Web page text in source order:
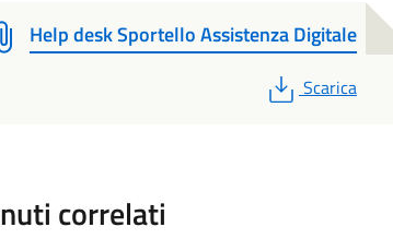
Help desk Sportello Assistenza Digitale
PDF
Scarica
correlati